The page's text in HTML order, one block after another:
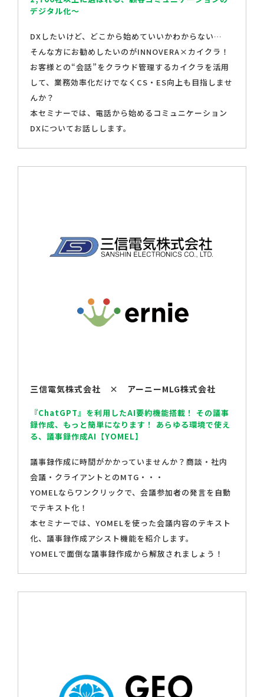
デジタル化～
DXしたいけど、どこから始めていいかわからない…
そんな方にお勧めしたいのがINNOVERA×カイクラ！
お客様との“会話”をクラウド管理するカイクラを活用
して、業務効率化だけでなくCS・ES向上も目指しませ
んか？
本セミナーでは、電話から始めるコミュニケーション
DXについてお話しします。
三信電気株式会社 × アーニーMLG株式会社
『ChatGPT』を利用したAI要約機能搭載！ その議事
録作成、もっと簡単になります！ あらゆる環境で使え
る、議事録作成AI【YOMEL】
議事録作成に時間がかかっていませんか？商談・社内
会議・クライアントとのMTG・・・
YOMELならワンクリックで、会議参加者の発言を自動
でテキスト化！
本セミナーでは、YOMELを使った会議内容のテキスト
化、議事録作成アシスト機能を紹介します。
YOMELで面倒な議事録作成から解放されましょう！